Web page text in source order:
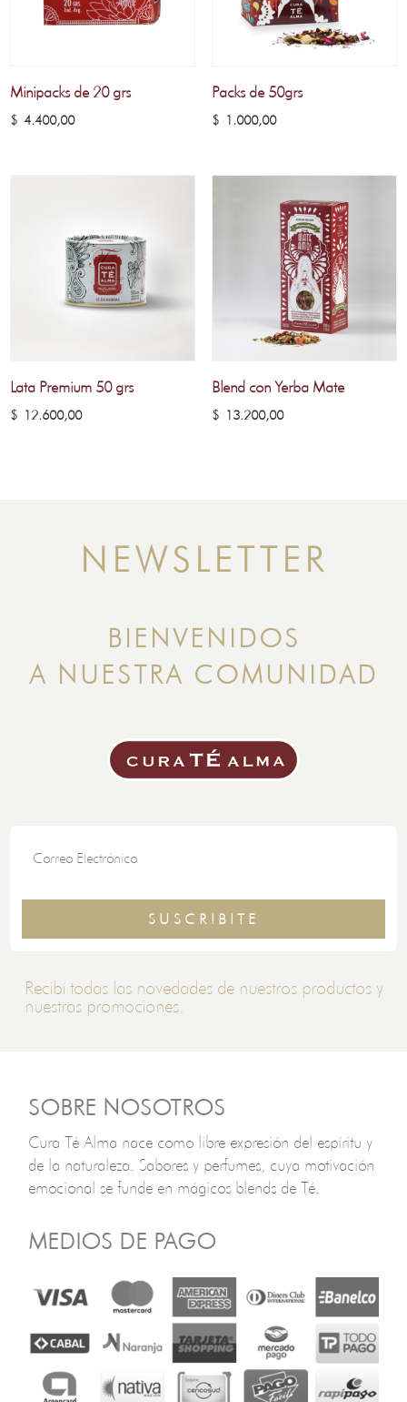
Minipacks de 20 grs
$ 4.400,00
Packs de 50grs
$1.000,00
Lata Premium 50 grs
$ 12.600,00
Blend con Yerba Mate
$13.200,00
NEWSLETTER
BIENVENIDOS
A NUESTRA COMUNIDAD
SUSCRIBITE
Recibí todas las novedades de nuestros productos y
nuestras promociones.
SOBRE NOSOTROS
Cura Té Alma nace como libre expresión del espíritu y
de la naturaleza. Sabores y perfumes, cuya motivación
emocional se funde en mágicos blends de Té.
MEDIOS DE PAGO